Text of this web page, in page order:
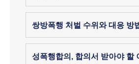
쌍방폭행 처벌 수위와 대응 방
성폭행합의, 합의서 받아야 할